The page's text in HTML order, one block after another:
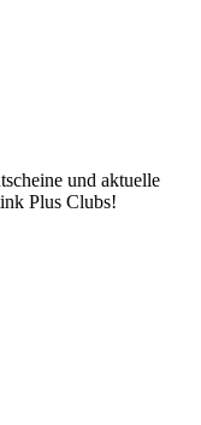
und aktuelle
Plus Clubs!